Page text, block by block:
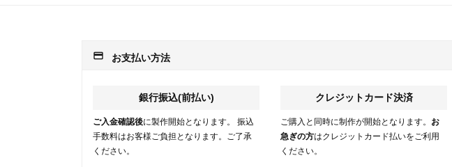
payment お支払い方法
銀行振込(前払い)
ご入金確認後に製作開始となります。 振込
手数料はお客様ご負担となります。ご了承
ください。
クレジットカード決済
ご購入と同時に制作が開始となります。 お
急ぎの方はクレジットカード払いをご利用
ください。